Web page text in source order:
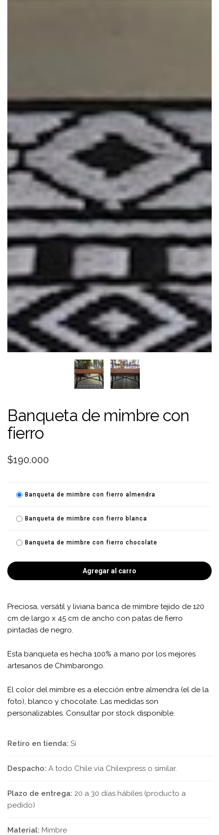
Banqueta de mimbre con
fierro
$190.000
Banqueta de mimbre con fierro almendra
Banqueta de mimbre con fierro blanca
Banqueta de mimbre con fierro chocolate
Agregar al carro
Preciosa, versátil y liviana banca de mimbre tejido de 120
cm de largo x 45 cm de ancho con patas de fierro
pintadas de negro.
Esta banqueta es hecha 100% a mano por los mejores
artesanos de Chimbarongo.
El color del mimbre es a elección entre almendra (el de la
foto), blanco y chocolate. Las medidas son
personalizables. Consultar por stock disponible.
Retiro en tienda: Sí
Despacho: A todo Chile vía Chilexpress o similar.
Plazo de entrega: 20 a 30 días hábiles (producto a
pedido)
Material: Mimbre